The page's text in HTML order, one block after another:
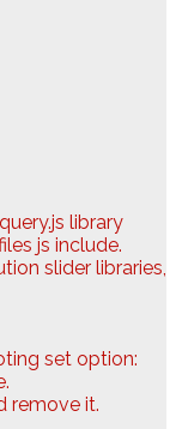
library
js include.
slider libraries,
set option:
remove it.